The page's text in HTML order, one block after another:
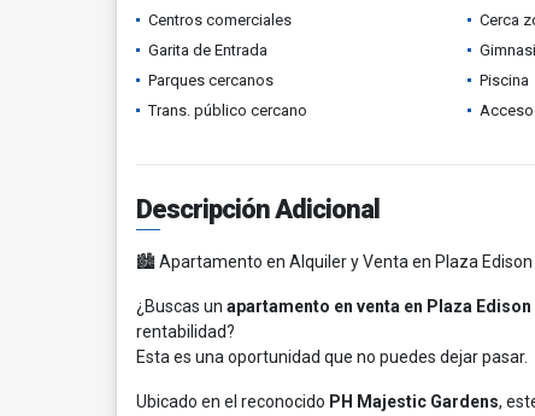
Centros comerciales
Cerca
Garita de Entrada
Parques cercanos
Piscina
Trans. público cercano
Descripción Adicional
🏙️ Apartamento en Alquiler y Venta en Plaza
¿Buscas un apartamento en venta en Plaza Edison
rentabilidad?
Esta es una oportunidad que no puedes dejar pasar.
Ubicado en el reconocido PH Majestic Gardens,